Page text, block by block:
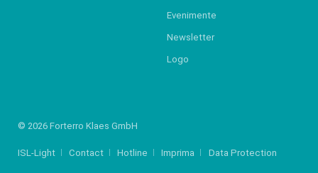
Evenimente
Newsletter
Logo
© 2026 Forterro Klaes GmbH
ISL-Light Contact Hotline Imprima Data Protection